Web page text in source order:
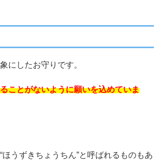
にしたお守りです。
ことがないように願いを込めていま
ほうずきちょうちん”と呼ばれるものもあ